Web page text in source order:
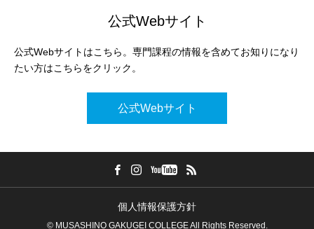
公式Webサイト
公式Webサイトはこちら。専門課程の情報を含めてお知りになり
たい方はこちらをクリック。
公式Webサイト
個人情報保護方針
© MUSASHINO GAKUGEI COLLEGE All Rights Reserved.